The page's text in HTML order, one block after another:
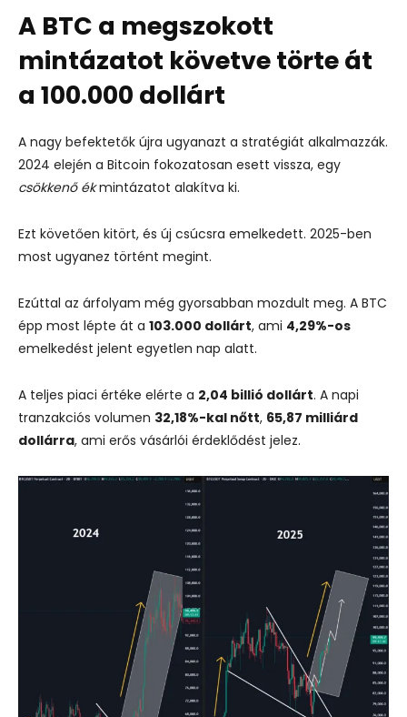
A BTC a megszokott
mintázatot követvetörteát
a 100.000 dollárt
A nagy befektetők újra ugyanazt a stratégiát alkalmazzák.
2024 elején a Bitcoin fokozatosan esett vissza, egy
csökkenő ék mintázatot alakítva ki.
Ezt követően kitört, és új csúcsra emelkedett. 2025-ben
most ugyanez történt megint.
Ezúttal az árfolyam még gyorsabban mozdult meg. A BTC
épp most lépte át a 103.000 dollárt, ami 4,29%-os
emelkedést jelent egyetlen nap alatt.
A teljes piaci értéke elérte a 2,04 billió dollárt. A napi
tranzakciós volumen 32,18%-kal nőtt, 65,87 milliárd
dollárra, ami erős vásárlói érdeklődést jelez.